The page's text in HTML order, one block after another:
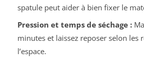
spatule peut aider à bien fixer le
Pression et temps de séchage :
minutes et laissez reposer selon
l’espace.